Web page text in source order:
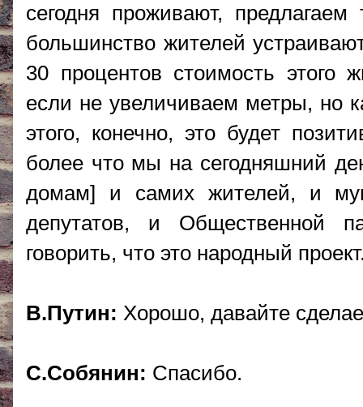
сегодня проживают,
большинство жителей
30 процентов стоимость этого
если не увеличиваем метры, но
этого, конечно, это будет
более что мы на сегодняшний
домам] и самих жителей, и
депутатов, и Общественной
говорить, что это народный
В.Путин: Хорошо, давайте
С.Собянин: Спасибо.